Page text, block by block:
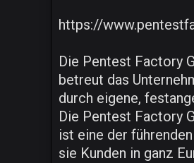
https://
Die Pentest Factory
betreut das
durch eigene,
Die Pentest Factory
ist eine der
sie Kunden in ganz